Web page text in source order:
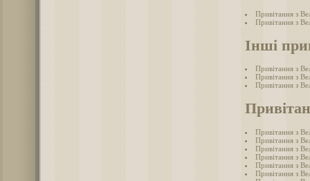
Привітання з
Привітання з
Інші
Привітання з
Привітання з
Привітання з
Привітання з
Привітання з
Привітання з
Привітання з
Привітання з
Привітання з